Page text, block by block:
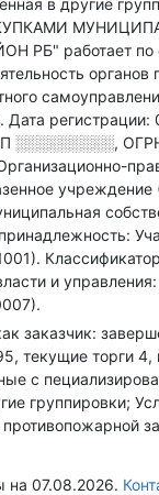
в другие
РБ" работает по
органов
. Дата регистрации:
░░░░░░░░░,
учреждение
и
заказчик:
текущие торги 4,
с
группировки;
на 07.08.2026.